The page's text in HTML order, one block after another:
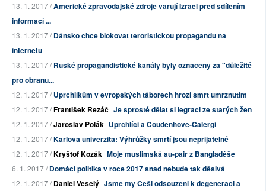
13. 1. 2017 /Americké zpravodajské zdroje varují Izrael před sdílením
informací ...
13. 1. 2017 /Dánsko chce blokovat teroristickou propagandu na
internetu
13. 1. 2017 /Ruské propagandistické kanály byly označeny za "důležité
pro obranu...
12. 1. 2017 /Uprchlíkům v evropských táborech hrozí smrt umrznutím
12. 1. 2017 /František Řezáč Je sprosté dělat si legraci ze starých žen
12. 1. 2017 /Jaroslav Polák Uprchlíci a Coudenhove-Calergi
12. 1. 2017 /Karlova univerzita: Výhrůžky smrtí jsou nepřijatelné
12. 1. 2017 /Kryštof Kozák Moje muslimská au-pair z Bangladéše
6. 1. 2017 /Domácí politika v roce 2017 snad nebude tak děsivá
12. 1. 2017 /Daniel Veselý Jsme my Češi odsouzeni k degeneraci a